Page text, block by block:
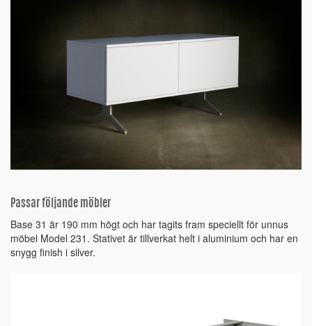
Passar följande möbler
Base 31 är 190 mm högt och har tagits fram speciellt för unnus
möbel Model 231. Stativet är tillverkat helt i aluminium och har en
snygg finish i silver.